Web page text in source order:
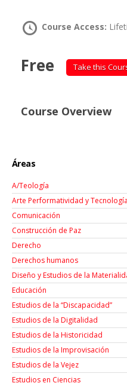
Course Access:
Free Take this
Course Overview
Áreas
A/Teología
Arte Performatividad y Tecnología
Comunicación
Construcción de Paz
Derecho
Derechos humanos
Diseño y Estudios de la
Educación
Estudios de la “Discapacidad”
Estudios de la Digitalidad
Estudios de la Historicidad
Estudios de la Improvisación
Estudios de la Vejez
Estudios en Ciencias